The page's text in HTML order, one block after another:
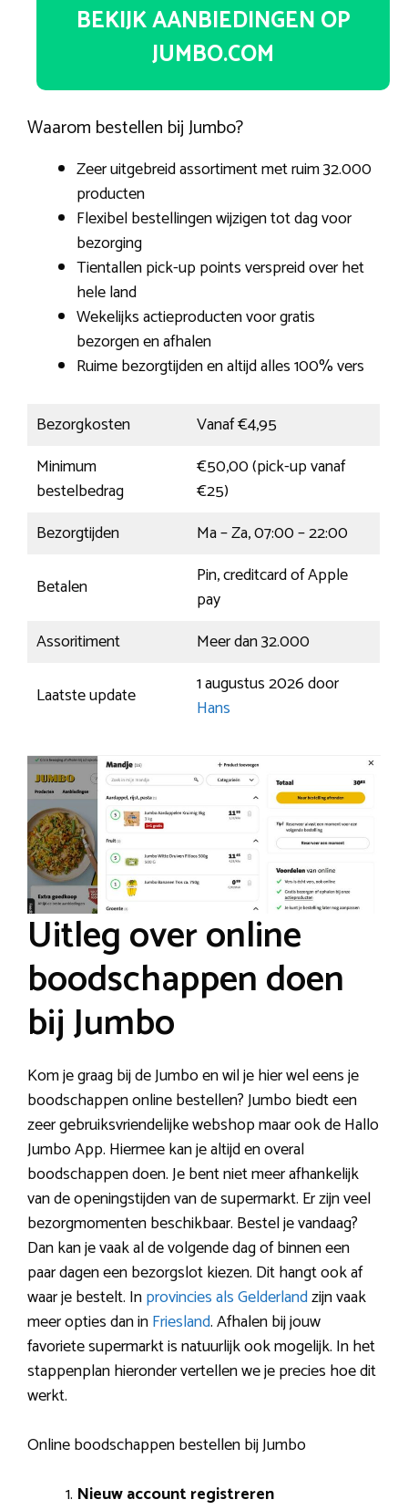
BEKIJK AANBIEDINGEN OP
JUMBO.COM
Waarom bestellen bij Jumbo?
Zeer uitgebreid assortiment met ruim 32.000
producten
Flexibel bestellingen wijzigen tot dag voor
bezorging
Tientallen pick-up points verspreid over het
hele land
Wekelijks actieproducten voor gratis
bezorgen en afhalen
Ruime bezorgtijden en altijd alles 100% vers
Bezorgkosten
Vanaf €4,95
Minimum
bestelbedrag
€50,00 (pick-up vanaf
€25)
Bezorgtijden
Ma – Za, 07:00 – 22:00
Betalen
Pin, creditcard of Apple
pay
Assoritiment
Meer dan 32.000
Laatste update
1 augustus 2026 door
Hans
Uitleg over online
boodschappen doen
bij Jumbo
Kom je graag bij de Jumbo en wil je hier wel eens je
boodschappen online bestellen? Jumbo biedt een
zeer gebruiksvriendelijke webshop maar ook de Hallo
Jumbo App. Hiermee kan je altijd en overal
boodschappen doen. Je bent niet meer afhankelijk
van de openingstijden van de supermarkt. Er zijn veel
bezorgmomenten beschikbaar. Bestel je vandaag?
Dan kan je vaak al de volgende dag of binnen een
paar dagen een bezorgslot kiezen. Dit hangt ook af
waar je bestelt. Inprovincies als Gelderlandzijn vaak
meer opties dan inFriesland. Afhalen bij jouw
favoriete supermarkt is natuurlijk ook mogelijk. In het
stappenplan hieronder vertellen we je precies hoe dit
werkt.
Online boodschappen bestellen bij Jumbo
Nieuw account registreren